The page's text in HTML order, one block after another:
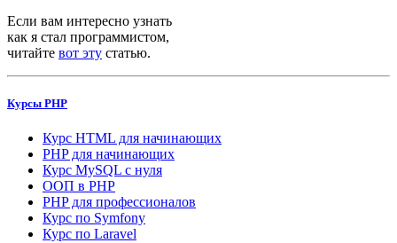
Если вам интересно узнать
как я стал программистом,
читайте вот эту статью.
Курсы PHP
Курс HTML для начинающих
PHP для начинающих
Курс MySQL с нуля
ООП в PHP
PHP для профессионалов
Курс по Symfony
Курс по Laravel